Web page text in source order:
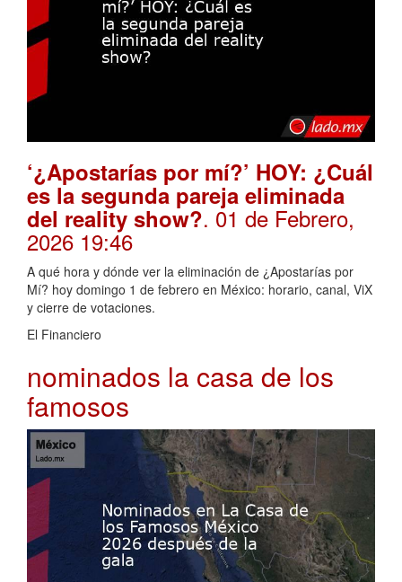
‘¿Apostarías por mí?’ HOY: ¿Cuál
es la segunda pareja eliminada
del reality show?. 01 de Febrero,
2026 19:46
A qué hora y dónde ver la eliminación de ¿Apostarías por
Mí? hoy domingo 1 de febrero en México: horario, canal, ViX
y cierre de votaciones.
El Financiero
nominados la casa de los
famosos